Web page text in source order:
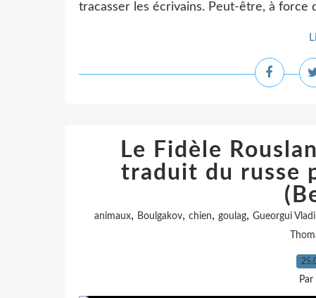
tracasser les écrivains. Peut-être, à force
Le Fidèle
traduit du russe
animaux, Boulgakov, chien, goulag, Gueorgui